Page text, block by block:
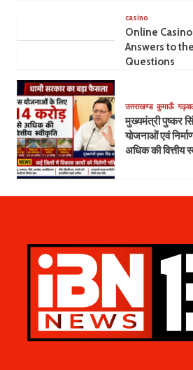
casino
Online
Answers to
Questions
उत्तराखण्ड कुमाऊँ
मुख्यमंत्री पुष्कर
योजनाओं एवं
अधिक की वित्तीय